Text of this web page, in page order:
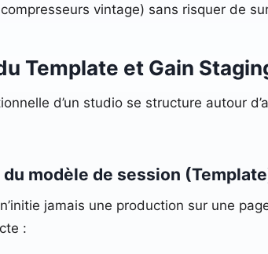
vintage) sans risquer de
Template et Gain
d’un studio se structure autour
du modèle de session
jamais une production sur une
: